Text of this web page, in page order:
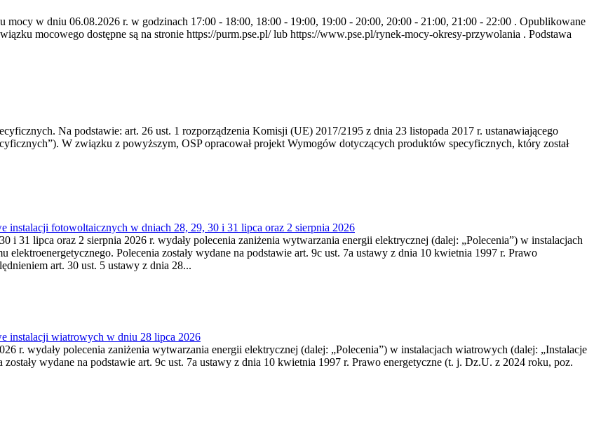
mocy w dniu 06.08.2026 r. w godzinach 17:00 - 18:00, 18:00 - 19:00, 19:00 - 20:00, 20:00 - 21:00, 21:00 - 22:00 . Opublikowane
mocowego dostępne są na stronie https://purm.pse.pl/ lub https://www.pse.pl/rynek-mocy-okresy-przywolania . Podstawa
Na podstawie: art. 26 ust. 1 rozporządzenia Komisji (UE) 2017/2195 z dnia 23‍ listopada 2017 r. ustanawiającego
W związku z powyższym, OSP opracował projekt Wymogów dotyczących produktów specyficznych, który został
instalacji fotowoltaicznych w dniach 28, 29, 30 i 31 lipca oraz 2 sierpnia 2026
i 31 lipca oraz 2 sierpnia 2026 r. wydały polecenia zaniżenia wytwarzania energii elektrycznej (dalej: „Polecenia”) w instalacjach
Polecenia zostały wydane na podstawie art. 9c ust. 7a ustawy z dnia 10 kwietnia 1997 r. Prawo
art. 30 ust. 5 ustawy z dnia 28...
instalacji wiatrowych w dniu 28 lipca 2026
r. wydały polecenia zaniżenia wytwarzania energii elektrycznej (dalej: „Polecenia”) w instalacjach wiatrowych (dalej: „Instalacje
wydane na podstawie art. 9c ust. 7a ustawy z dnia 10 kwietnia 1997 r. Prawo energetyczne (t. j. Dz.U. z 2024 roku, poz.